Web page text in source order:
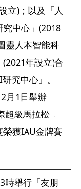
立)；以及「人
究中心」(2018
靈人本智能科
年設立)合
究中心」。
月1日舉辦
超級馬拉松，
榮獲IAU金牌賽
時舉行「友朋